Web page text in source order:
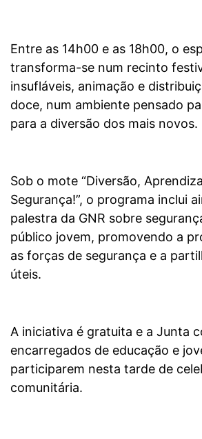
Entre as 14h00 e as 18h00, o
transforma-se num recinto
insufláveis, animação e
doce, num ambiente pensado
para a diversão dos mais novos.
Sob o mote “Diversão,
Segurança!”, o programa inclui
palestra da GNR sobre
público jovem, promovendo a
as forças de segurança e a
úteis.
A iniciativa é gratuita e a Junta
encarregados de educação e
participarem nesta tarde de
comunitária.